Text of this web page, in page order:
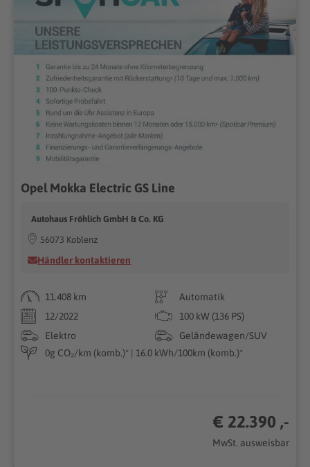
Opel Mokka Electric GS Line
Autohaus Fröhlich GmbH & Co. KG
56073 Koblenz
Händler kontaktieren
11.408 km
Automatik
12/2022
100 kW (136 PS)
Elektro
Geländewagen/SUV
0g CO₂/km (komb.)* | 16.0 kWh/100km (komb.)*
€ 22.390 ,-
MwSt. ausweisbar